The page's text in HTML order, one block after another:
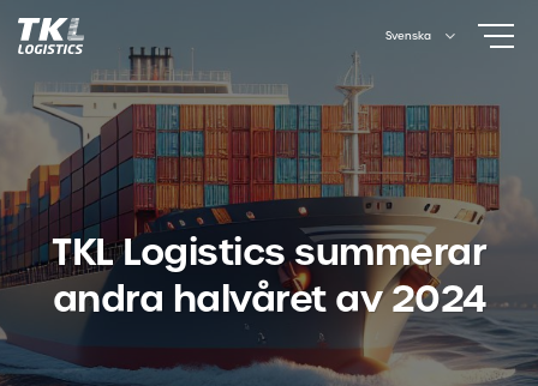
Skip
to
Svenska
TKL Logistics summerar
andra halvåret av 2024